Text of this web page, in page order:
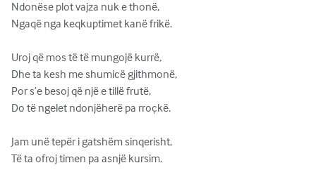
Ndonëse plot vajza nuk e thonë,
Ngaqë nga keqkuptimet kanë frikë.
Uroj që mos të të mungojë kurrë,
Dhe ta kesh me shumicë gjithmonë,
Por s’e besoj që një e tillë frutë,
Do të ngelet ndonjëherë pa rroçkë.
Jam unë tepër i gatshëm sinqerisht,
Të ta ofroj timen pa asnjë kursim.